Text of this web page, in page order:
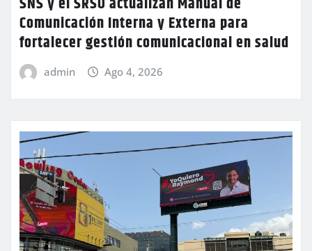
Comunicación Interna y Externa para
fortalecer gestión comunicacional en salud
admin Ago 4, 2026